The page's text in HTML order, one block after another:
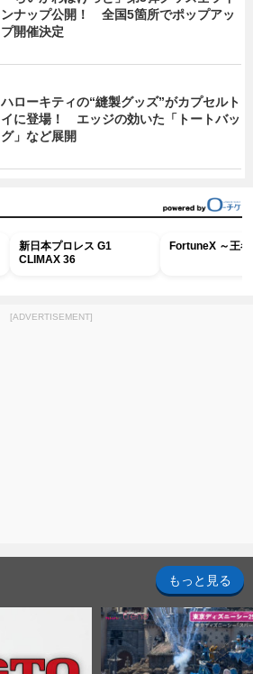
ンナップ公開！ 全国5箇所でポップアッ
プ開催決定
ハローキティの“縫製グッズ”がカプセルト
イに登場！ エッジの効いた「トートバッ
グ」など展開
新日本プロレス G1
CLIMAX 36
FortuneX ～王
[ADVERTISEMENT]
もっと見る